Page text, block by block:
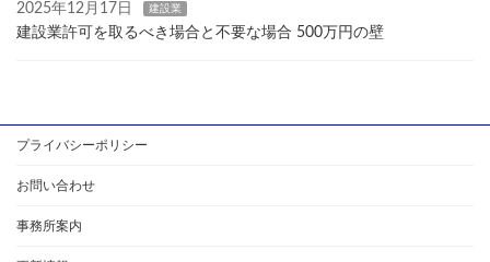
2025年12月17日 建設業
建設業許可を取るべき場合と不要な場合 500万円の壁
プライバシーポリシー
お問い合わせ
事務所案内